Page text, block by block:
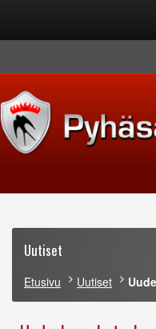
Uutiset
Etusivu Uutiset